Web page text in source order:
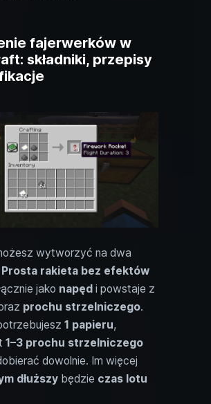
fajerwerków w
składniki, przepisy
wytworzyć na dwa
Prosta rakieta bez efektów
jako napęd i powstaje z
prochu strzelniczego.
1 papieru,
1–3 prochu strzelniczego
dowolnie. Im więcej
dłuższy będzie czas lotu